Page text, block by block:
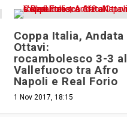
Coppa Italia, Andata
Ottavi:
rocambolesco 3-3 al
Vallefuoco tra Afro
Napoli e Real Forio
1 Nov 2017, 18:15